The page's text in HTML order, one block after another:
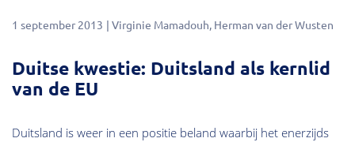
1 september 2013 Virginie Mamadouh Herman van der Wusten
Duitse kwestie: Duitsland als kernlid
van de EU
Duitsland is weer in een positie beland waarbij het enerzijds